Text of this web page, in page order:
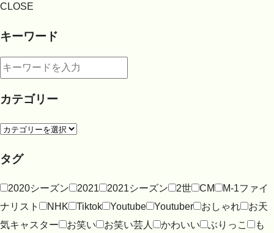
CLOSE
キーワード
カテゴリー
タグ
2020シーズン 2021 2021シーズン 2世 CM
M-1ファイ
ナリスト
NHK Tiktok Youtube Youtuber おしゃれ
お天
気キャスター
お笑い お笑い芸人 かわいい ぶりっこ
も